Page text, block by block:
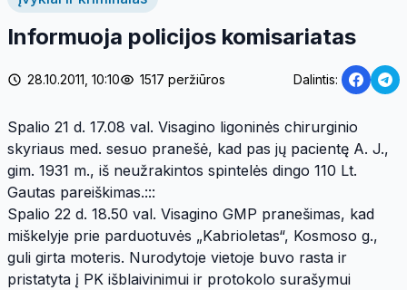
Informuoja policijos komisariatas
28.10.2011, 10:10 1517 peržiūros Dalintis:
Spalio 21 d. 17.08 val. Visagino ligoninės chirurginio
skyriaus med. sesuo pranešė, kad pas jų pacientę A. J.,
gim. 1931 m., iš neužrakintos spintelės dingo 110 Lt.
Gautas pareiškimas.:::
Spalio 22 d. 18.50 val. Visagino GMP pranešimas, kad
miškelyje prie parduotuvės „Kabrioletas“, Kosmoso g.,
guli girta moteris. Nurodytoje vietoje buvo rasta ir
pristatyta į PK išblaivinimui ir protokolo surašymui